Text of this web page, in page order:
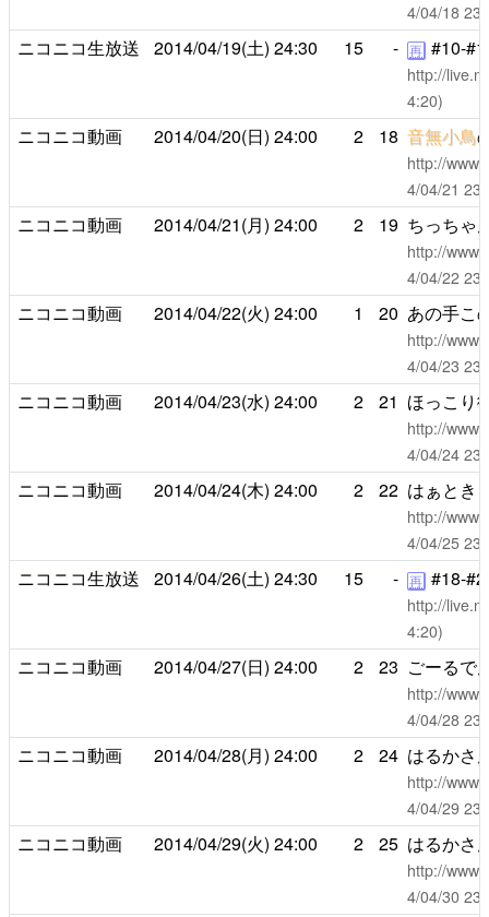
4/04/18
ニコニコ生放送 2014/04/19(土) 24:30 15 - 再 #10-
http://
4:20)
ニコニコ動画 2014/04/20(日) 24:00 2 18 音無小鳥
http://
4/04/21
ニコニコ動画 2014/04/21(月) 24:00 2 19 ちっちゃ
http://
4/04/22
ニコニコ動画 2014/04/22(火) 24:00 1 20 あの手こ
http://
4/04/23
ニコニコ動画 2014/04/23(水) 24:00 2 21 ほっこり
http://
4/04/24
ニコニコ動画 2014/04/24(木) 24:00 2 22 はぁとき
http://
4/04/25
ニコニコ生放送 2014/04/26(土) 24:30 15 - 再 #18-
http://
4:20)
ニコニコ動画 2014/04/27(日) 24:00 2 23 ごーるで
http://
4/04/28
ニコニコ動画 2014/04/28(月) 24:00 2 24 はるかさ
http://
4/04/29
ニコニコ動画 2014/04/29(火) 24:00 2 25 はるかさ
http://
4/04/30